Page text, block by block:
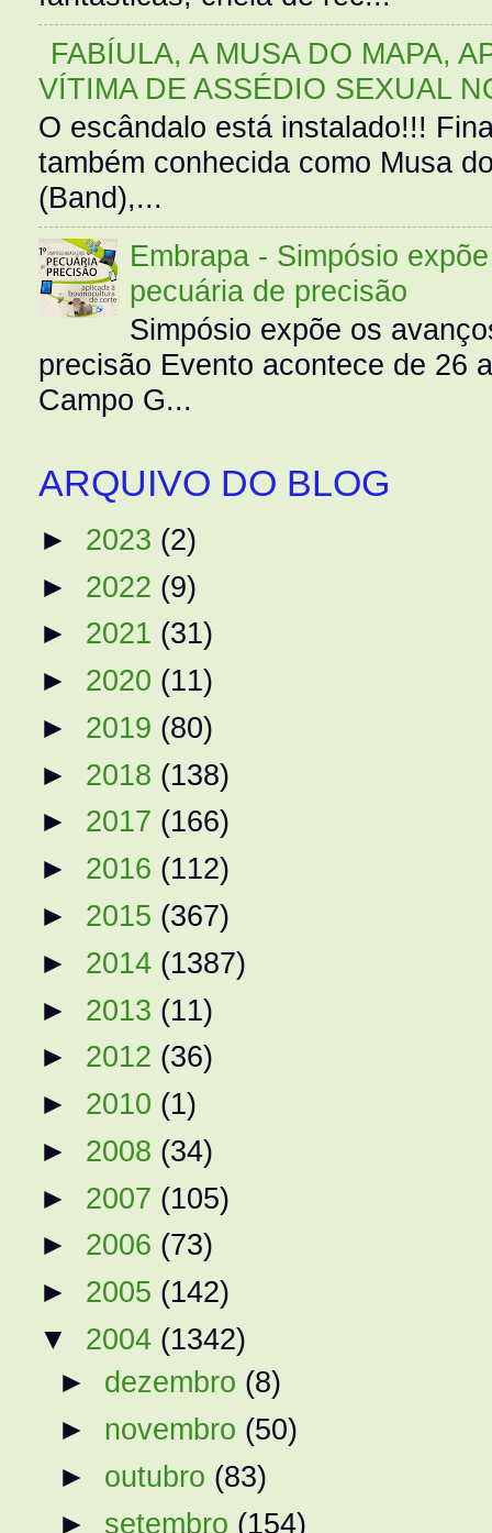
FABÍULA, A MUSA DO MAPA,
VÍTIMA DE ASSÉDIO SEXUAL
O escândalo está instalado!!!
também conhecida como Musa
(Band),...
Embrapa - Simpósio
pecuária de precisão
Simpósio expõe os
precisão Evento acontece de 26
Campo G...
ARQUIVO DO BLOG
► 2023 (2)
► 2022 (9)
► 2021 (31)
► 2020 (11)
► 2019 (80)
► 2018 (138)
► 2017 (166)
► 2016 (112)
► 2015 (367)
► 2014 (1387)
► 2013 (11)
► 2012 (36)
► 2010 (1)
► 2008 (34)
► 2007 (105)
► 2006 (73)
► 2005 (142)
▼ 2004 (1342)
► dezembro (8)
► novembro (50)
► outubro (83)
► setembro (154)